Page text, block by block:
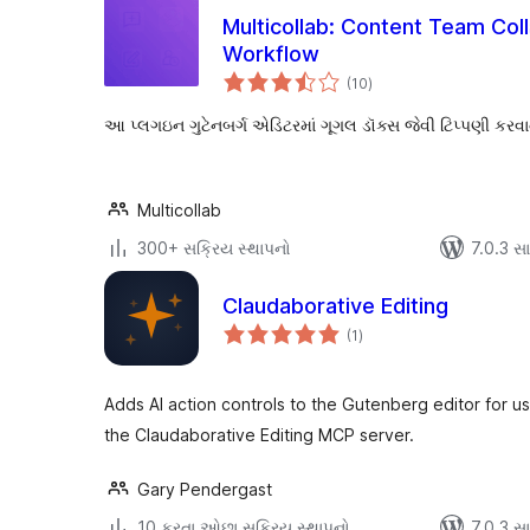
Multicollab: Content Team
Workflow
(10કુલ
રેટિંગ્સ
)
આ પ્લગઇન ગુટેનબર્ગ એડિટરમાં ગૂગલ ડૉક્સ જેવી ટિપ્પણી
Multicollab
300+ સક્રિય સ્થાપનો
7.0.3
Claudaborative Editing
(1કુલ
રેટિંગ્સ
)
Adds AI action controls to the Gutenberg editor for
the Claudaborative Editing MCP server.
Gary Pendergast